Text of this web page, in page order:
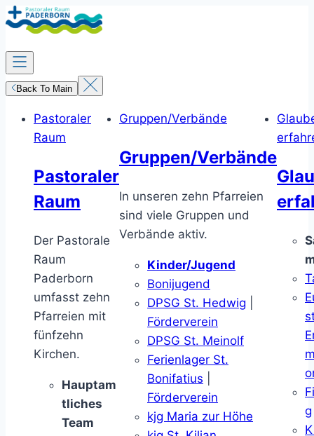
Zum
Inhalt
springen
Back To Main
Pastoraler
Raum
Pastoraler
Raum
Der Pastorale
Raum
Paderborn
umfasst zehn
Pfarreien mit
fünfzehn
Kirchen.
Hauptam
tliches
Team
Gruppen/Verbände
Gruppen/Verbände
In unseren zehn Pfarreien
sind viele Gruppen und
Verbände aktiv.
Kinder/Jugend
Bonijugend
DPSG St. Hedwig
Förderverein
DPSG St. Meinolf
Ferienlager St.
Bonifatius
Förderverein
kjg Maria zur Höhe
g